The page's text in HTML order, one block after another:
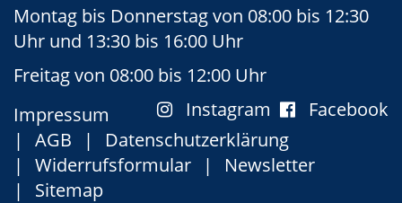
Montag bis Donnerstag von 08:00 bis 12:30
Uhr und 13:30 bis 16:00 Uhr
Freitag von 08:00 bis 12:00 Uhr
Facebook
Instagram
Impressum
AGB
Datenschutzerklärung
Widerrufsformular
Newsletter
Sitemap